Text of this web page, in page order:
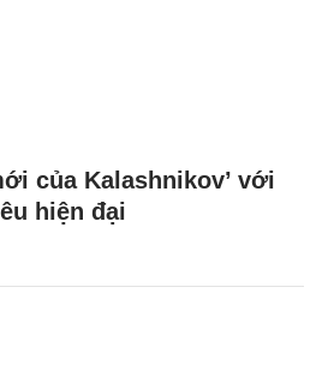
của Kalashnikov’ với
hiện đại